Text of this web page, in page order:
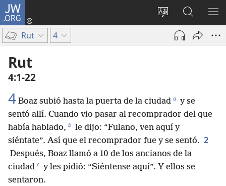
JW.ORG
Cambiar
idioma
del sitio
Iniciar
sesión
en
jw.org
Rut 4
Rut
4:1-22
4 Boaz subió hasta la puerta de la ciudad a y se
sentó allí. Cuando vio pasar al recomprador del que
había hablado, b le dijo: “Fulano, ven aquí y
siéntate”. Así que el recomprador fue y se sentó. 2
Después, Boaz llamó a 10 de los ancianos de la
ciudad c y les pidió: “Siéntense aquí”. Y ellos se
sentaron.